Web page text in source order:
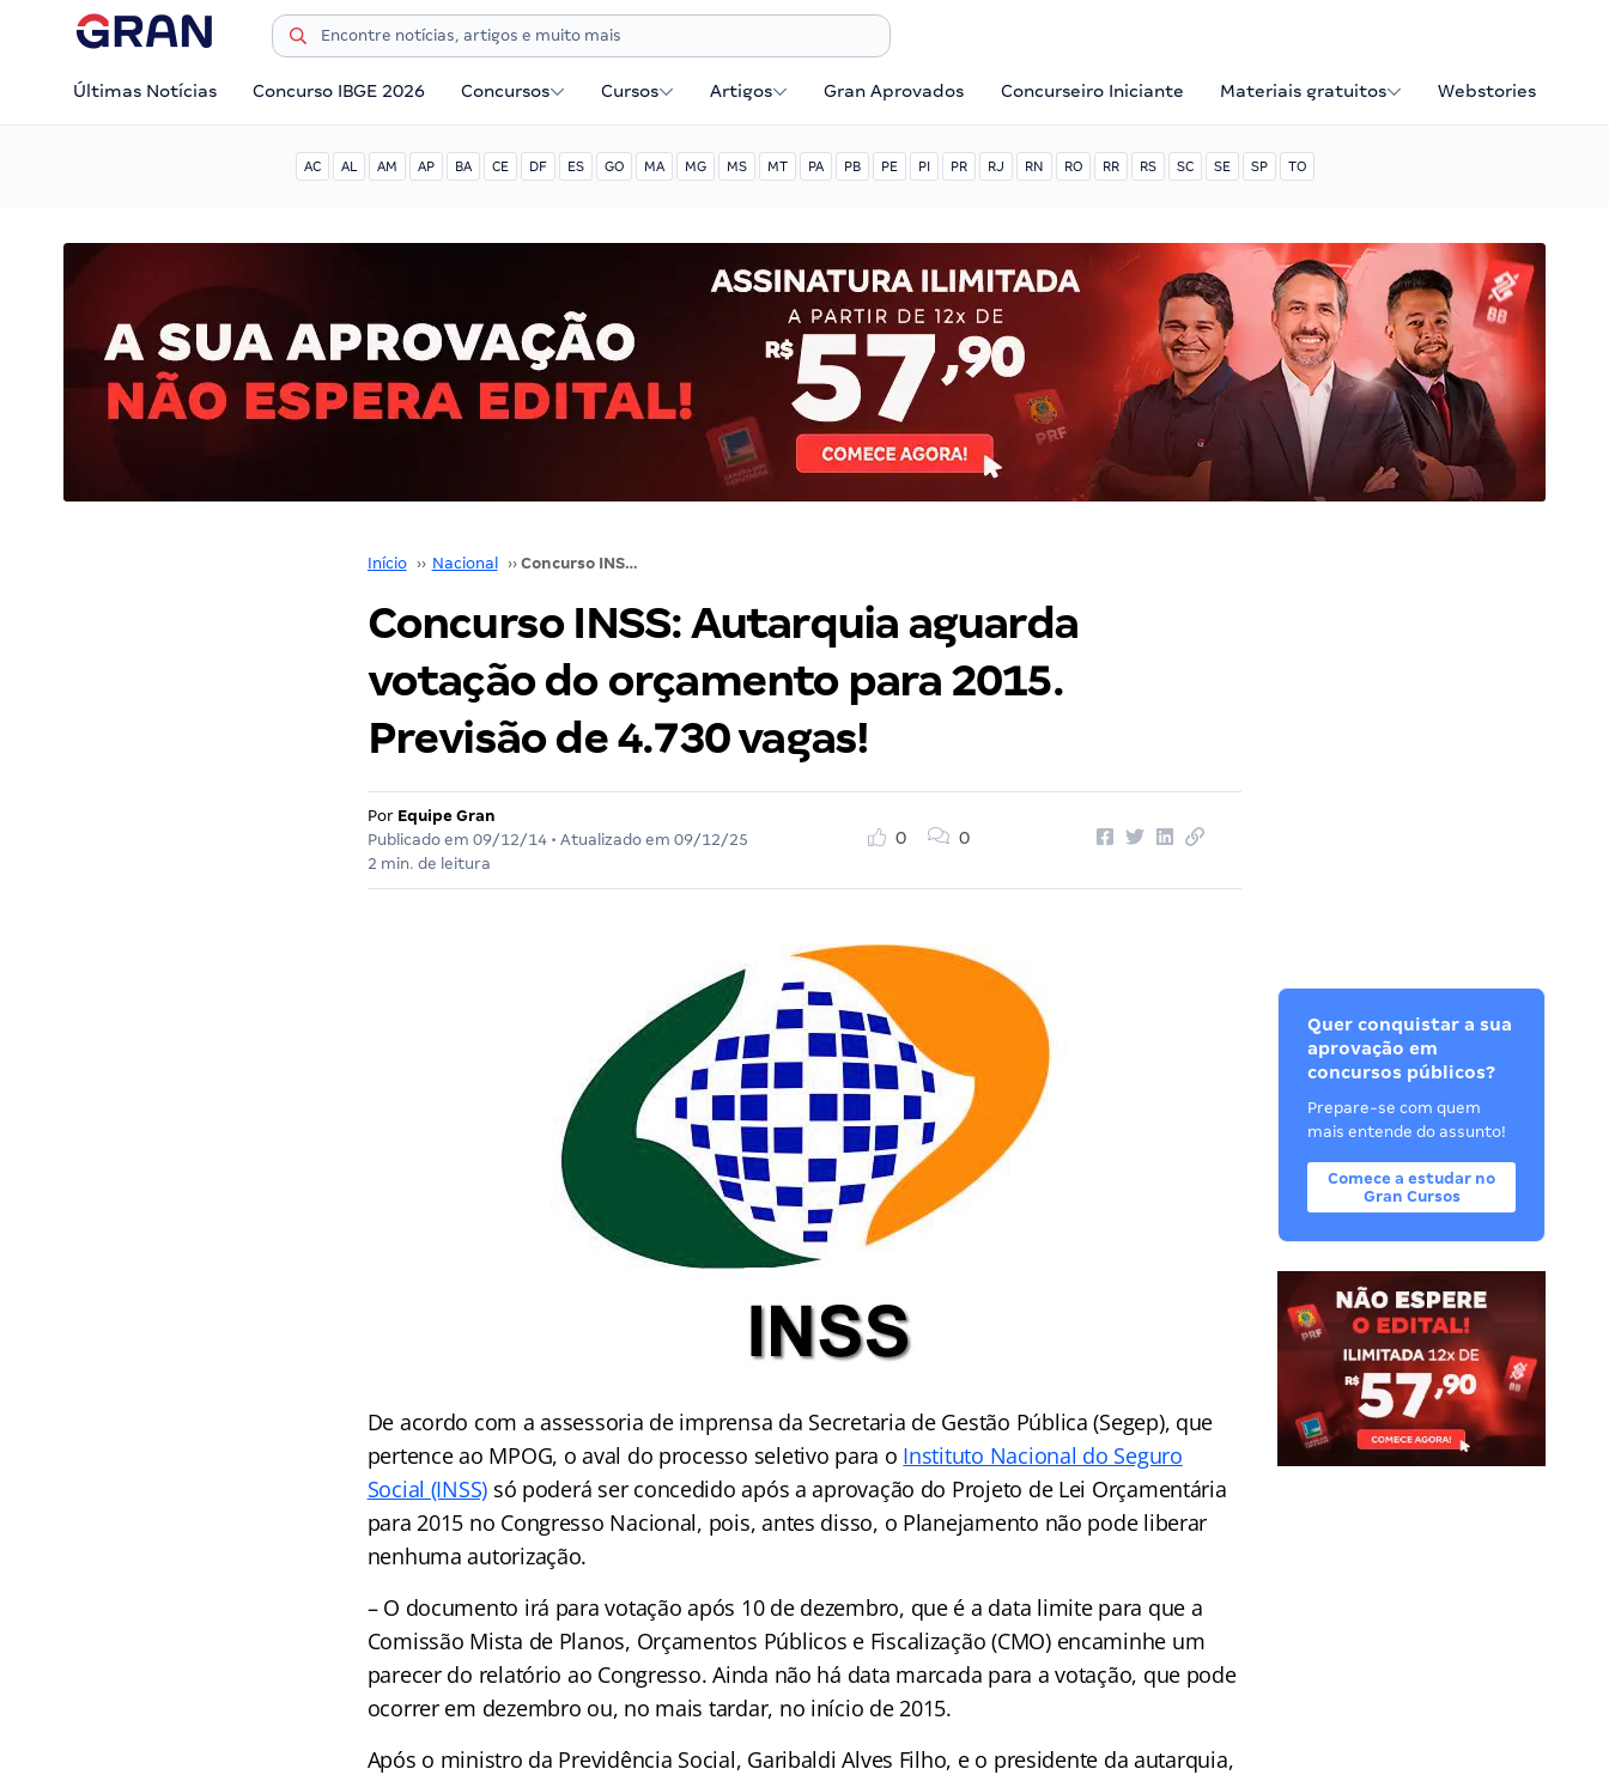
Últimas Notícias Concurso IBGE 2026 Concursos Cursos Artigos Gran Aprovados Concurseiro Iniciante Materiais gratuitos Webstories
AC AL AM AP BA CE DF ES GO MA MG MS MT PA PB PE PI PR RJ RN RO RR RS SC SE SP TO
Início ›› Nacional ›› Concurso INSS: Autarquia aguarda votação do orçamento para 2015. Previsão de 4.730 vagas!
Concurso INSS: Autarquia aguarda
votação do orçamento para 2015.
Previsão de 4.730 vagas!
Por Equipe Gran
Publicado em 09/12/14• Atualizado em 09/12/25
2 min. de leitura
0 0
De acordo com a assessoria de imprensa da Secretaria de Gestão Pública (Segep), que
pertence ao MPOG, o aval do processo seletivo para o Instituto Nacional do Seguro
Social (INSS) só poderá ser concedido após a aprovação do Projeto de Lei Orçamentária
para 2015 no Congresso Nacional, pois, antes disso, o Planejamento não pode liberar
nenhuma autorização.
– O documento irá para votação após 10 de dezembro, que é a data limite para que a
Comissão Mista de Planos, Orçamentos Públicos e Fiscalização (CMO) encaminhe um
parecer do relatório ao Congresso. Ainda não há data marcada para a votação, que pode
ocorrer em dezembro ou, no mais tardar, no início de 2015.
Após o ministro da Previdência Social, Garibaldi Alves Filho, e o presidente da autarquia,
Quer conquistar a sua
aprovação em
concursos públicos?
Prepare-se com quem
mais entende do assunto!
Comece a estudar no
Gran Cursos